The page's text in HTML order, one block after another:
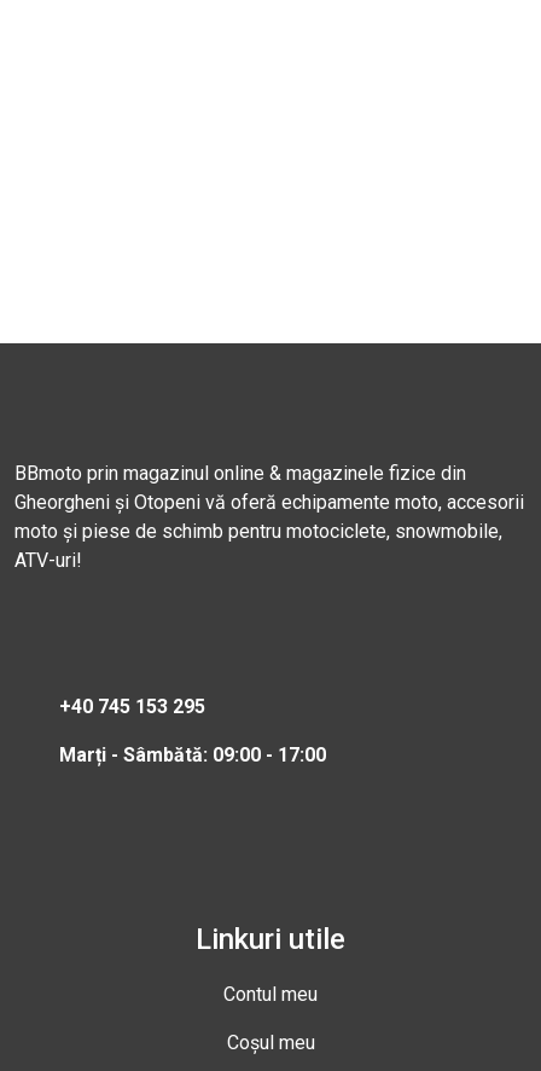
BBmoto prin magazinul online & magazinele fizice din
Gheorgheni și Otopeni vă oferă echipamente moto, accesorii
moto și piese de schimb pentru motociclete, snowmobile,
ATV-uri!
+40 745 153 295
Marți - Sâmbătă: 09:00 - 17:00
Linkuri utile
Contul meu
Coșul meu